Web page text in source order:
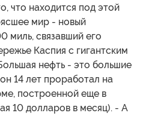
что находится под этой
мир - новый
миль, связавший его
Каспия с гигантским
нефть - это большие
14 лет проработал на
построенной еще в
10 долларов в месяц). - А